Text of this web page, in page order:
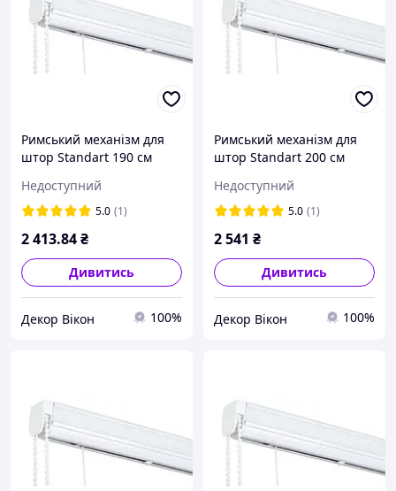
Римський механізм для
штор Standart 190 см
Недоступний
5.0 (1)
2 413.84₴
Дивитись
Декор Вікон 100%
Римський механізм для
штор Standart 200 см
Недоступний
5.0 (1)
2 541 ₴
Дивитись
Декор Вікон 100%